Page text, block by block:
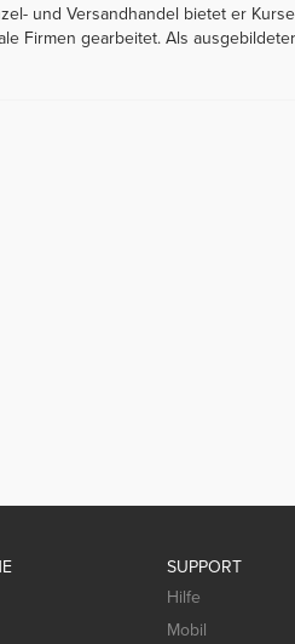
und Versandhandel bietet er
Firmen gearbeitet. Als
SUPPORT
Hilfe
Mobil